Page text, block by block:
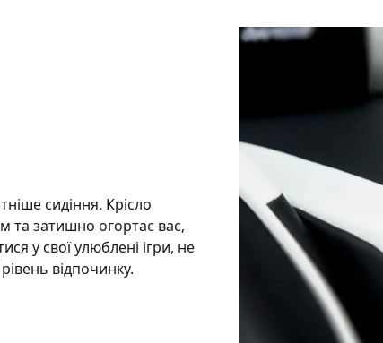
сидіння. Крісло
та затишно огортає вас,
у свої улюблені ігри, не
відпочинку.